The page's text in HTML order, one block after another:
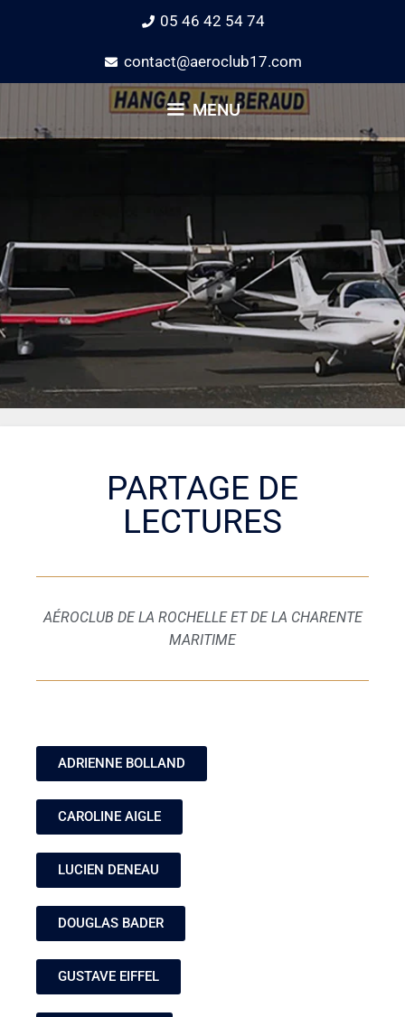
05 46 42 54 74
contact@aeroclub17.com
MENU
PARTAGE DE
LECTURES
AÉROCLUB DE LA ROCHELLE ET DE LA CHARENTE
MARITIME
ADRIENNE BOLLAND
CAROLINE AIGLE
LUCIEN DENEAU
DOUGLAS BADER
GUSTAVE EIFFEL